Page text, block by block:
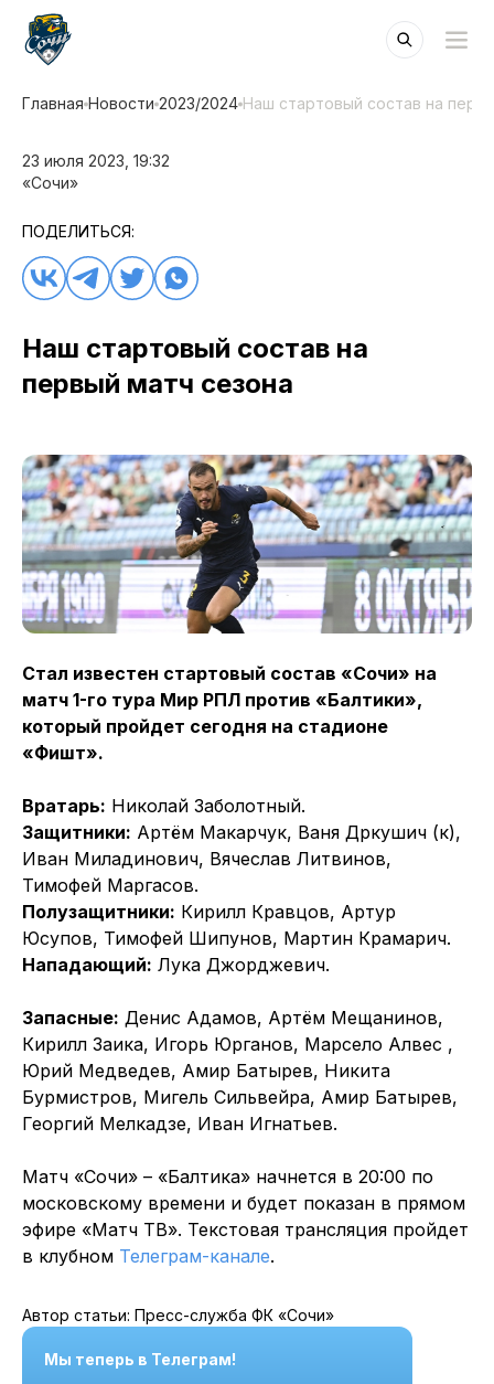
Главная Новости 2023/2024 Наш стартовый состав на
23 июля 2023, 19:32
«Сочи»
ПОДЕЛИТЬСЯ:
Наш стартовый состав на
первый матч сезона
Стал известен стартовый состав «Сочи» на
матч 1-го тура Мир РПЛ против «Балтики»,
который пройдет сегодня на стадионе
«Фишт».
Вратарь: Николай Заболотный.
Защитники: Артём Макарчук, Ваня Дркушич (к),
Иван Миладинович, Вячеслав Литвинов,
Тимофей Маргасов.
Полузащитники: Кирилл Кравцов, Артур
Юсупов, Тимофей Шипунов, Мартин Крамарич.
Нападающий: Лука Джорджевич.
Запасные: Денис Адамов, Артём Мещанинов,
Кирилл Заика, Игорь Юрганов, Марсело Алвес ,
Юрий Медведев, Амир Батырев, Никита
Бурмистров, Мигель Сильвейра, Амир Батырев,
Георгий Мелкадзе, Иван Игнатьев.
Матч «Сочи» – «Балтика» начнется в 20:00 по
московскому времени и будет показан в прямом
эфире «Матч ТВ». Текстовая трансляция пройдет
в клубном Телеграм-канале.
Автор статьи: Пресс-служба ФК «Сочи»
Мы теперь в Телеграм!